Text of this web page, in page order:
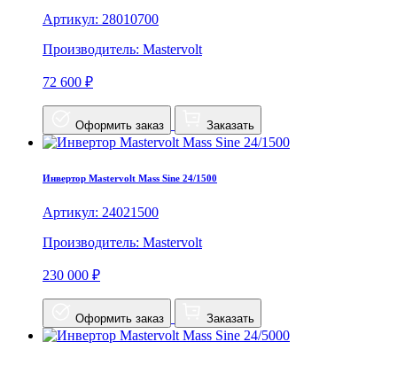
Артикул: 28010700
Производитель: Mastervolt
72 600 ₽
Оформить заказ Заказать
Инвертор Mastervolt Mass Sine 24/1500
Артикул: 24021500
Производитель: Mastervolt
230 000 ₽
Оформить заказ Заказать